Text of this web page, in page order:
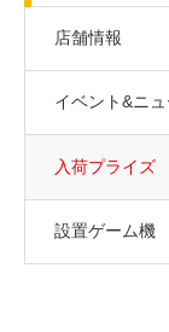
店舗情報
イベント&ニュ
入荷プライズ
設置ゲーム機